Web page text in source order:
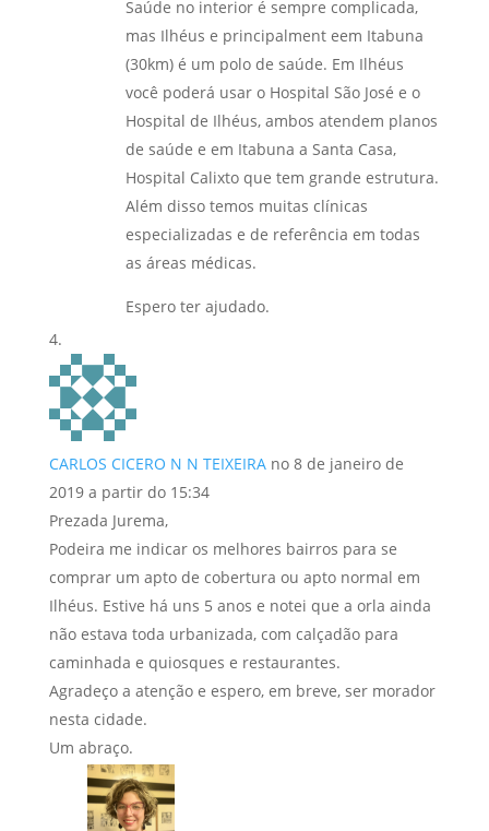
Saúde no interior é sempre complicada,
mas Ilhéus e principalment eem Itabuna
(30km) é um polo de saúde. Em Ilhéus
você poderá usar o Hospital São José e o
Hospital de Ilhéus, ambos atendem planos
de saúde e em Itabuna a Santa Casa,
Hospital Calixto que tem grande estrutura.
Além disso temos muitas clínicas
especializadas e de referência em todas
as áreas médicas.
Espero ter ajudado.
CARLOS CICERO N N TEIXEIRA no 8 de janeiro de
2019 a partir do 15:34
Prezada Jurema,
Podeira me indicar os melhores bairros para se
comprar um apto de cobertura ou apto normal em
Ilhéus. Estive há uns 5 anos e notei que a orla ainda
não estava toda urbanizada, com calçadão para
caminhada e quiosques e restaurantes.
Agradeço a atenção e espero, em breve, ser morador
nesta cidade.
Um abraço.